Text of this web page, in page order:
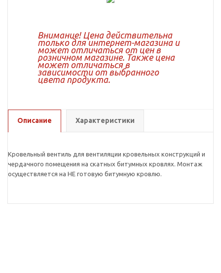
Внимание! Цена действительна
только для интернет-магазина и
может отличаться от цен в
розничном магазине. Также цена
может отличаться в
зависимости от выбранного
цвета продукта.
Описание Характеристики
Кровельный вентиль для вентиляции кровельных конструкций и
чердачного помещения на скатных битумных кровлях. Монтаж
осуществляется на НЕ готовую битумную кровлю.